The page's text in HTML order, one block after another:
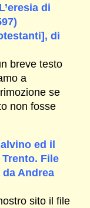
di
di
breve testo
a
se
non fosse
ed il
File
Andrea
sito il file